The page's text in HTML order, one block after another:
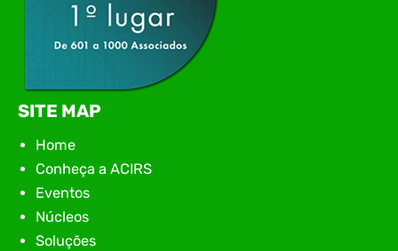
SITE MAP
Home
Conheça a ACIRS
Eventos
Núcleos
Soluções